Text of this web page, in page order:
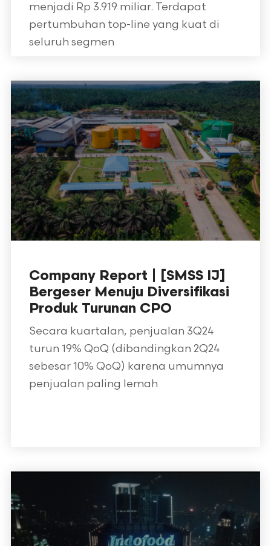
menjadi Rp 3.919 miliar. Terdapat
pertumbuhan top-line yang kuat di
seluruh segmen
Company Report | [SMSS IJ]
Bergeser Menuju Diversifikasi
Produk Turunan CPO
Secara kuartalan, penjualan 3Q24
turun 19% QoQ (dibandingkan 2Q24
sebesar 10% QoQ) karena umumnya
penjualan paling lemah